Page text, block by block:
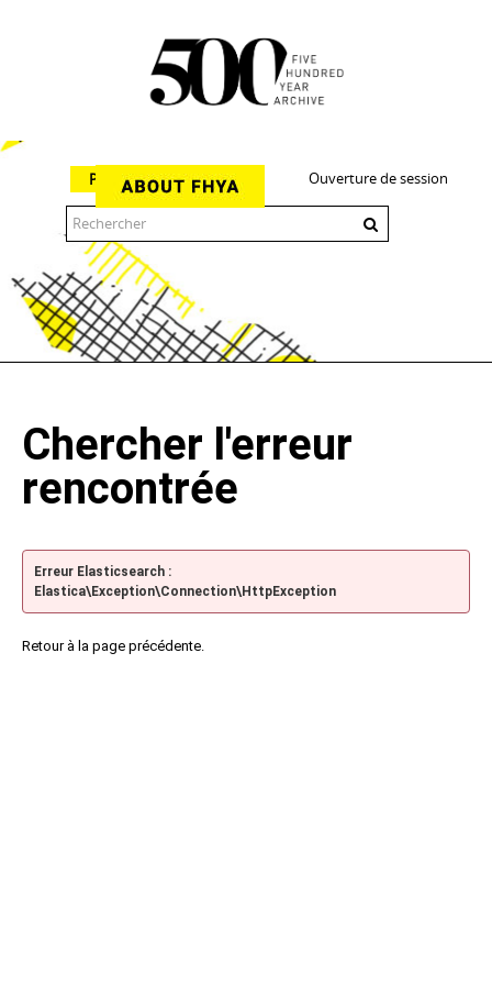
Ouverture de session
Parcourir
Chercher l'erreur
rencontrée
Erreur Elasticsearch :
Elastica\Exception\Connection\HttpException
Retour à la page précédente.